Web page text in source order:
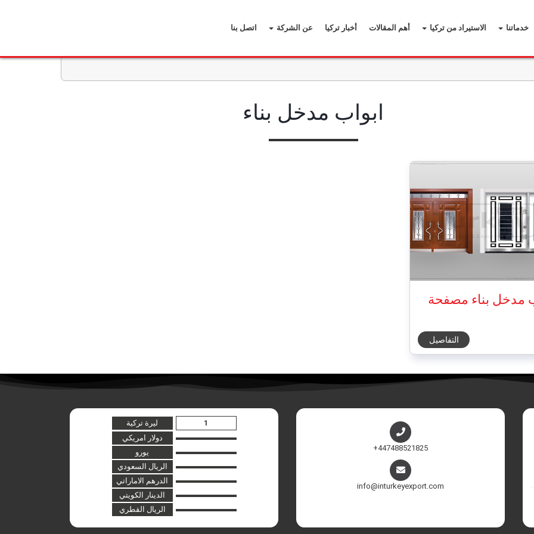
خدماتنا الاستيراد من تركيا أهم المقالات أخبار تركيا عن الشركة اتصل بنا
ابواب مدخل بناء
مدخل بناء مصفحة
التفاصيل
+447488521825
info@inturkeyexport.com
ليرة تركية
دولار امريكي
يورو
الريال السعودي
الدرهم الاماراتي
الدينار الكويتي
الريال القطري